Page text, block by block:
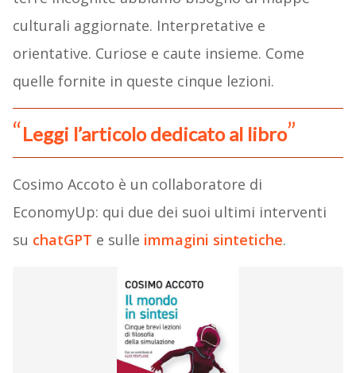
culturali aggiornate. Interpretative e
orientative. Curiose e caute insieme. Come
quelle fornite in queste cinque lezioni.
Leggi l’articolo dedicato al libro
Cosimo Accoto è un collaboratore di
EconomyUp: qui due dei suoi ultimi interventi
su chatGPT e sulle immagini sintetiche.